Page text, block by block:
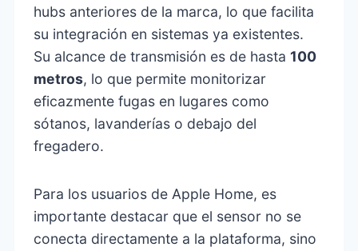
hubs anteriores de la marca, lo que facilita
su integración en sistemas ya existentes.
Su alcance de transmisión es de hasta 100
metros, lo que permite monitorizar
eficazmente fugas en lugares como
sótanos, lavanderías o debajo del
fregadero.
Para los usuarios de Apple Home, es
importante destacar que el sensor no se
conecta directamente a la plataforma, sino